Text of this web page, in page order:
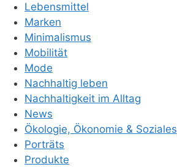
Lebensmittel
Marken
Minimalismus
Mobilität
Mode
Nachhaltig leben
Nachhaltigkeit im Alltag
News
Ökologie, Ökonomie & Soziales
Porträts
Produkte